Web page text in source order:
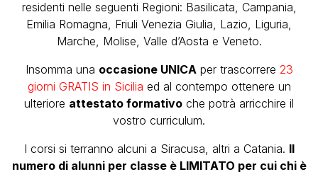
residenti nelle seguenti Regioni: Basilicata, Campania,
Emilia Romagna, Friuli Venezia Giulia, Lazio, Liguria,
Marche, Molise, Valle d’Aosta e Veneto.
Insomma una occasione UNICAper trascorrere 23
giorni GRATIS in Sicilia ed al contempo ottenere un
ulteriore attestato formativo che potrà arricchire il
vostro curriculum.
I corsi si terranno alcuni a Siracusa, altri a Catania. Il
numero di alunni per classe è LIMITATO per cui chi è